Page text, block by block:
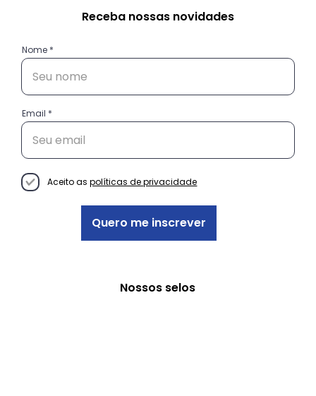
A Força Transformadora do
Empreendedorismo Feminino nas
Receba nossas novidades
Nome
Email
Aceito as políticas de privacidade
Quero me inscrever
Nossos selos